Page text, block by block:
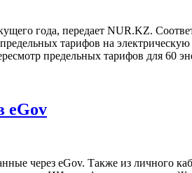
года, передает NUR.KZ.
тарифов на
предельных тарифов для 60
eGov
через eGov. Также из личного